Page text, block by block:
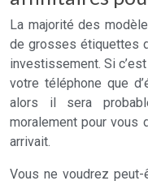
La majorité des
de grosses étiquettes
investissement. Si
votre téléphone que
alors il sera
moralement pour vous
arrivait.
Vous ne voudrez